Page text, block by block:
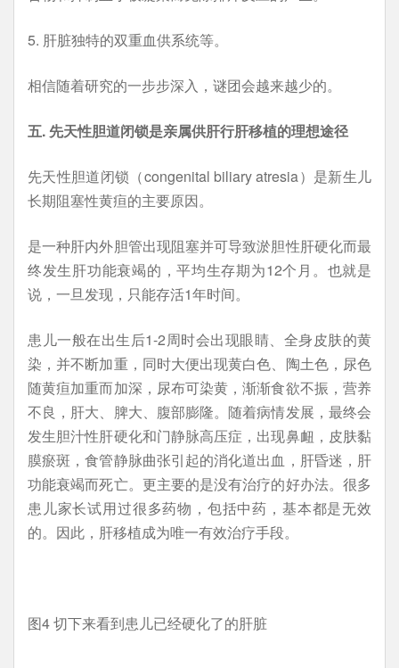
5. 肝脏独特的双重血供系统等。
相信随着研究的一步步深入，谜团会越来越少的。
五. 先天性胆道闭锁是亲属供肝行肝移植的理想途径
先天性胆道闭锁（congenital biliary atresia）是新生儿
长期阻塞性黄疸的主要原因。
是一种肝内外胆管出现阻塞并可导致淤胆性肝硬化而最
终发生肝功能衰竭的，平均生存期为12个月。也就是
说，一旦发现，只能存活1年时间。
患儿一般在出生后1-2周时会出现眼睛、全身皮肤的黄
染，并不断加重，同时大便出现黄白色、陶土色，尿色
随黄疸加重而加深，尿布可染黄，渐渐食欲不振，营养
不良，肝大、脾大、腹部膨隆。随着病情发展，最终会
发生胆汁性肝硬化和门静脉高压症，出现鼻衄，皮肤黏
膜瘀斑，食管静脉曲张引起的消化道出血，肝昏迷，肝
功能衰竭而死亡。更主要的是没有治疗的好办法。很多
患儿家长试用过很多药物，包括中药，基本都是无效
的。因此，肝移植成为唯一有效治疗手段。
图4 切下来看到患儿已经硬化了的肝脏